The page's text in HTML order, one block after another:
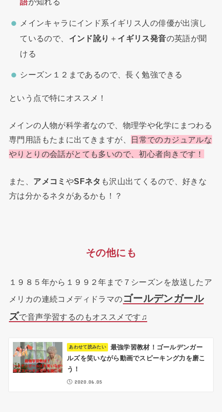
メインキャラにインド系イギリス人の俳優が出演し
ているので、 インド訛り ＋ イギリス発音の英語が聞
ける
シーズン１２まであるので、長く勉強できる
という点で特にオススメ！
メインの人物が科学者なので、物理学や化学にまつわる
専門用語もたまに出てきますが、
日常でのカジュアルな
やりとりの会話がとても多いので、初心者向きです！
また、 アメコミ やSFネタ も沢山出てくるので、好きな
方は分かるネタがあるかも！？
その他にも
１９８５年から１９９２年まで７シーズンを放送したア
メリカの連続コメディドラマのゴールデンガール
ズで音声学習するのもオススメです♫
最強学習教材！ゴールデンガー
ルズを笑いながら動画でスピーキング力を磨こ
う！
2020.06.05